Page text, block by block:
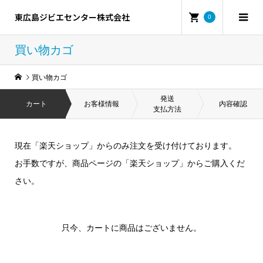
東広島ジビエセンター株式会社 0
買い物カゴ
買い物カゴ
カート お客様情報
発送
支払方法
内容確認
現在「楽天ショップ」からのみ注文を受け付けております。
お手数ですが、商品ページの「楽天ショップ」からご購入くだ
さい。
只今、カートに商品はございません。